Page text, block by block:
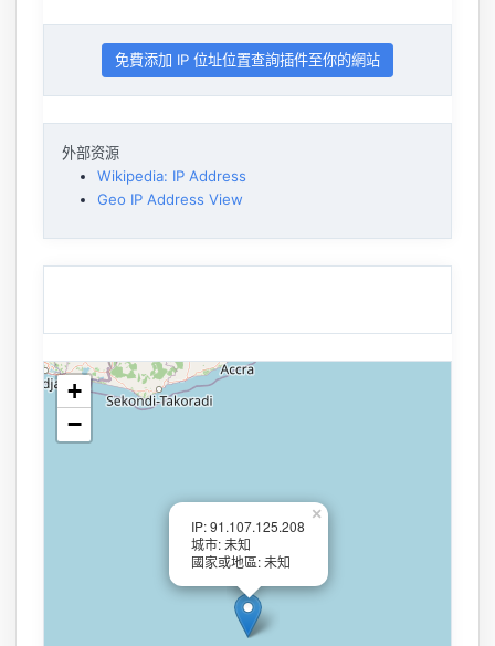
免費添加 IP 位址位置查詢插件至你的網站
外部资源
Wikipedia: IP Address
Geo IP Address View
IP: 91.107.125.208
城市: 未知
國家或地區: 未知
×
+
−